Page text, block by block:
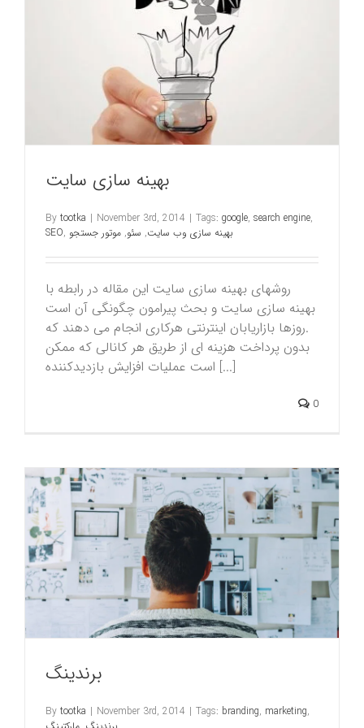
بهینه سازی سایت
By tootka | November 3rd, 2014 | Tags: google, search engine,
SEO, بهینه سازی وب سایت, سئو, موتور جستجو
روشهای بهینه سازی سایت این مقاله در رابطه با
بهینه سازی سایت و بحث پیرامون چگونگی آن است
.روزها بازاریابان اینترنتی هرکاری انجام می دهند که
بدون پرداخت هزینه ای از طریق هر کانالی که ممکن
است عملیات افزایش بازدیدکننده [...]
0
برندینگ
By tootka | November 3rd, 2014 | Tags: branding, marketing,